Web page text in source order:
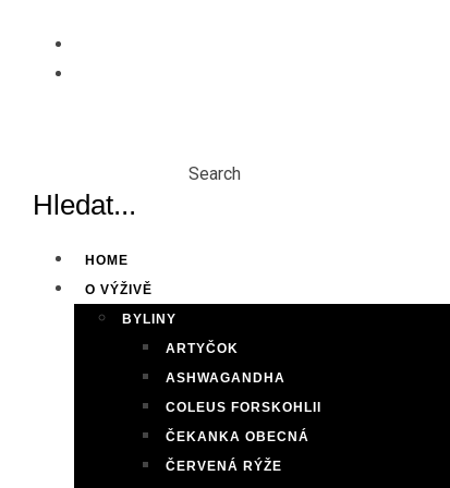
content
Search
HOME
O VÝŽIVĚ
BYLINY
ARTYČOK
ASHWAGANDHA
COLEUS FORSKOHLII
ČEKANKA OBECNÁ
ČERVENÁ RÝŽE